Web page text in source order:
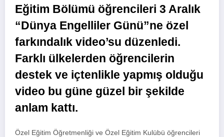
Eğitim Bölümü öğrencileri 3 Aralık
“Dünya Engelliler Günü”ne özel
farkındalık video’su düzenledi.
Farklı ülkelerden öğrencilerin
destek ve içtenlikle yapmış olduğu
video bu güne güzel bir şekilde
anlam kattı.
Özel Eğitim Öğretmenliği ve Özel Eğitim Kulübü öğrencileri